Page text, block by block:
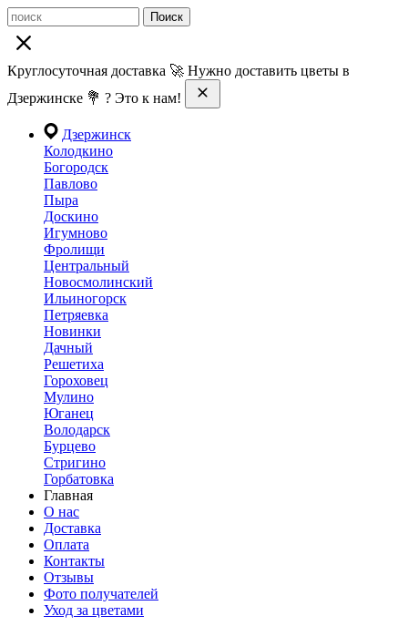
Поиск
Круглосуточная доставка 🚀 Нужно доставить цветы в
Дзержинске 💐 ? Это к нам!
Дзержинск
Колодкино
Богородск
Павлово
Пыра
Доскино
Игумново
Фролищи
Центральный
Новосмолинский
Ильиногорск
Петряевка
Новинки
Дачный
Решетиха
Гороховец
Мулино
Юганец
Володарск
Бурцево
Стригино
Горбатовка
Главная
О нас
Доставка
Оплата
Контакты
Отзывы
Фото получателей
Уход за цветами